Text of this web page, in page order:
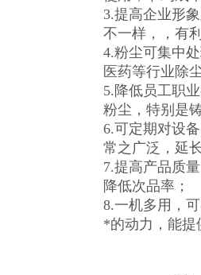
3.提高企业形
不一样，，有
4.粉尘可集中
医药等行业除
5.降低员工职
粉尘，特别是
6.可定期对设
常之广泛，延
7.提高产品质
降低次品率；
8.一机多用，
*的动力，能提